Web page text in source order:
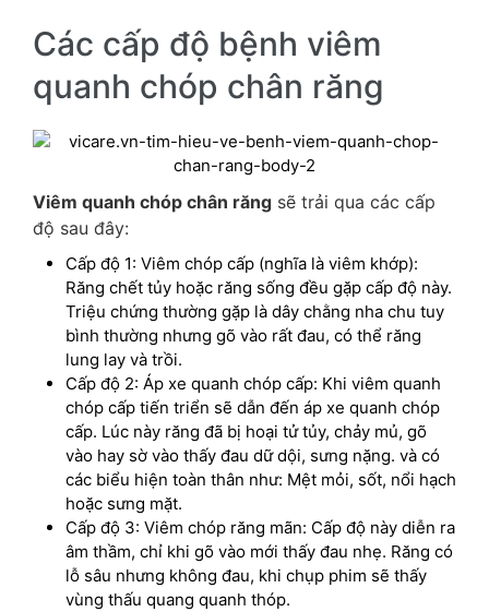
Các cấp độ bệnh viêm
quanh chóp chân răng
Viêm quanh chóp chân răng sẽ trải qua các cấp
độ sau đây:
Cấp độ 1: Viêm chóp cấp (nghĩa là viêm khớp):
Răng chết tủy hoặc răng sống đều gặp cấp độ này.
Triệu chứng thường gặp là dây chằng nha chu tuy
bình thường nhưng gõ vào rất đau, có thể răng
lung lay và trồi.
Cấp độ 2: Áp xe quanh chóp cấp: Khi viêm quanh
chóp cấp tiến triển sẽ dẫn đến áp xe quanh chóp
cấp. Lúc này răng đã bị hoại tử tủy, chảy mủ, gõ
vào hay sờ vào thấy đau dữ dội, sưng nặng. và có
các biểu hiện toàn thân như: Mệt mỏi, sốt, nổi hạch
hoặc sưng mặt.
Cấp độ 3: Viêm chóp răng mãn: Cấp độ này diễn ra
âm thầm, chỉ khi gõ vào mới thấy đau nhẹ. Răng có
lỗ sâu nhưng không đau, khi chụp phim sẽ thấy
vùng thấu quang quanh thóp.